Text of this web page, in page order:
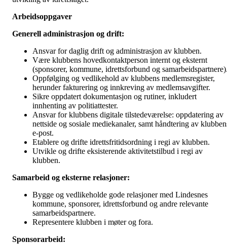
Arbeidsoppgaver
Generell administrasjon og drift:
Ansvar for daglig drift og administrasjon av klubben.
Være klubbens hovedkontaktperson internt og eksternt
(sponsorer, kommune, idrettsforbund og
Oppfølging og vedlikehold av klubbens medlemsregister,
herunder fakturering og innkreving av medlemsavgifter.
Sikre oppdatert dokumentasjon og rutiner, inkludert
innhenting av politiattester.
Ansvar for klubbens digitale tilstedeværelse: oppdatering av
nettside og sosiale mediekanaler, samt håndtering av
e-post.
Etablere og drifte idrettsfritidsordning i regi av klubben.
Utvikle og drifte eksisterende aktivitetstilbud i regi av
klubben.
Samarbeid og eksterne relasjoner:
Bygge og vedlikeholde gode relasjoner med Lindesnes
kommune, sponsorer, idrettsforbund og andre relevante
samarbeidspartnere.
Representere klubben i møter og fora.
Sponsorarbeid: